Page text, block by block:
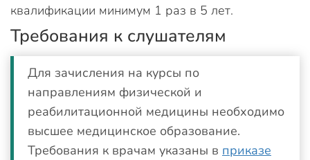
квалификации минимум 1 раз в 5 лет.
Требования к слушателям
Для зачисления на курсы по
направлениям физической и
реабилитационной медицины необходимо
высшее медицинское образование.
Требования к врачам указаны в приказе